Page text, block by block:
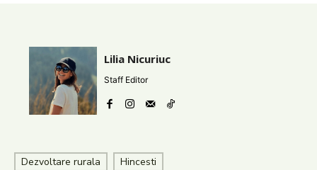
Lilia Nicuriuc
Staff Editor
Dezvoltare rurala Hincesti